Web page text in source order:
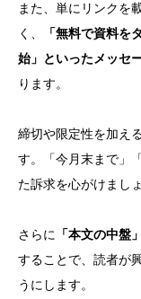
また、単にリンクを
く、
「無料で資料を
始」といったメッセ
ります。
締切や限定性を加え
す。「今月末まで」
た訴求を心がけましょ
さらに 「本文の中盤
することで、読者が
うにします。